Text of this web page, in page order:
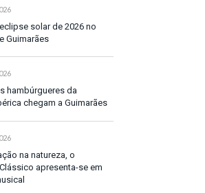
solar de 2026 no
Guimarães
hambúrgueres da
chegam a Guimarães
na natureza, o
apresenta-se em